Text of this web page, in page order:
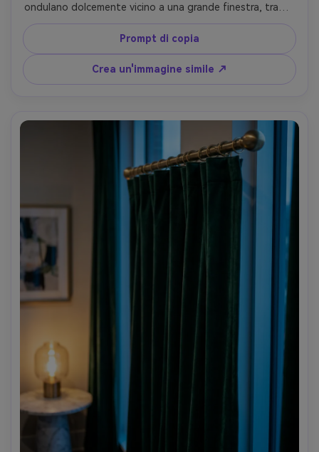
ondulano dolcemente vicino a una grande finestra, trama
sottile visibile nella tessitura, asta tenda nera minimalista
montata alta e ampia, calda luce della finestra del
mattino, ombre naturali sulle pieghe del tessuto,
pavimento in rovere pulito e divano neutro sullo sfondo,
scattato su Sony A7IV, obiettivo 35 mm, f/2.8, fotografia
Prompt di copia
Crea un'immagine simile ↗